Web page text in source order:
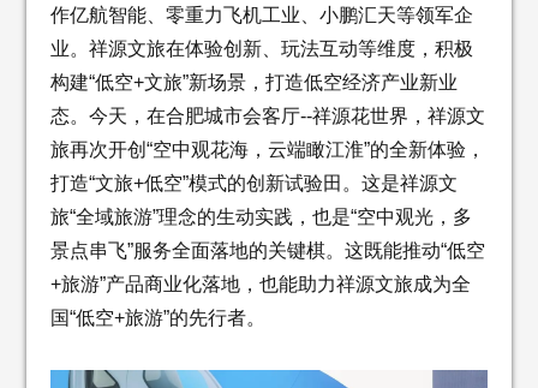
作亿航智能、零重力飞机工业、小鹏汇天等领军企
业。祥源文旅在体验创新、玩法互动等维度，积极
构建“低空+文旅”新场景，打造低空经济产业新业
态。今天，在合肥城市会客厅--祥源花世界，祥源文
旅再次开创“空中观花海，云端瞰江淮”的全新体验，
打造“文旅+低空”模式的创新试验田。这是祥源文
旅“全域旅游”理念的生动实践，也是“空中观光，多
景点串飞”服务全面落地的关键棋。这既能推动“低空
+旅游”产品商业化落地，也能助力祥源文旅成为全
国“低空+旅游”的先行者。